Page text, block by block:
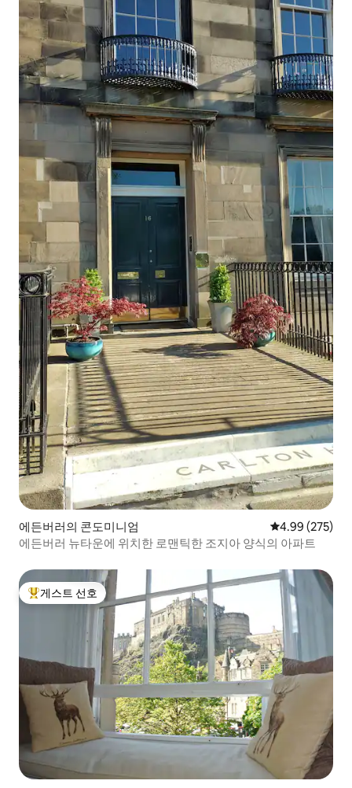
에든버러의 콘도미니엄 평점 4.99점(5
4.99 (275)
에든버러 뉴타운에 위치한 로맨틱한 조지아 양식의 아파트
상위 게스트 선호
게스트 선호